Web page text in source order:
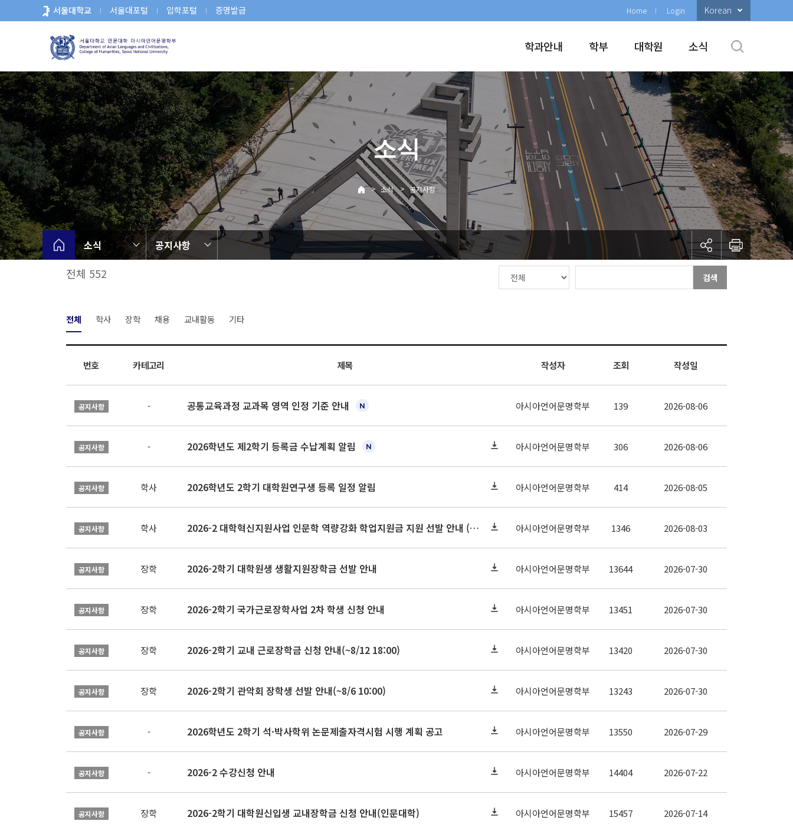
로
뉴
서울대학교 서울대포털 입학포털 증명발급 Home Login Korean
학과안내 학부 대학원 소식
소식
> 소식 > 공지사항
소식 공지사항
전체 552 검색
전체 학사 장학 채용 교내활동 기타
번호 카테고리 제목 작성자 조회 작성일
공지사항 - 공통교육과정 교과목 영역 인정 기준 안내 아시아언어문명학부 139 2026-08-06
공지사항 - 2026학년도 제2학기 등록금 수납계획 알림 아시아언어문명학부 306 2026-08-06
공지사항 학사 2026학년도 2학기 대학원연구생 등록 일정 알림 아시아언어문명학부 414 2026-08-05
공지사항 학사 2026-2 대학혁신지원사업 인문학 역량강화 학업지원금 지원 선발 안내 (학/석/박사) 아시아언어문명학부 1346 2026-08-03
공지사항 장학 2026-2학기 대학원생 생활지원장학금 선발 안내 아시아언어문명학부 13644 2026-07-30
공지사항 장학 2026-2학기 국가근로장학사업 2차 학생 신청 안내 아시아언어문명학부 13451 2026-07-30
공지사항 장학 2026-2학기 교내 근로장학금 신청 안내(~8/12 18:00) 아시아언어문명학부 13420 2026-07-30
공지사항 장학 2026-2학기 관악회 장학생 선발 안내(~8/6 10:00) 아시아언어문명학부 13243 2026-07-30
공지사항 - 2026학년도 2학기 석·박사학위 논문제출자격시험 시행 계획 공고 아시아언어문명학부 13550 2026-07-29
공지사항 - 2026-2 수강신청 안내 아시아언어문명학부 14404 2026-07-22
공지사항 장학 2026-2학기 대학원신입생 교내장학금 신청 안내(인문대학) 아시아언어문명학부 15457 2026-07-14